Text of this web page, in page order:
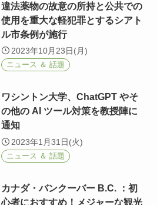
違法薬物の故意の所持と公共での
使用を重大な軽犯罪とするシアト
ル市条例が施行
2023年10月23日(月)
ニュース ＆ 話題
ワシントン大学、ChatGPT やそ
の他の AI ツール対策を教授陣に
通知
2023年1月31日(火)
ニュース ＆ 話題
カナダ・バンクーバー B.C. ：初
心者におすすめ！メジャーな観光